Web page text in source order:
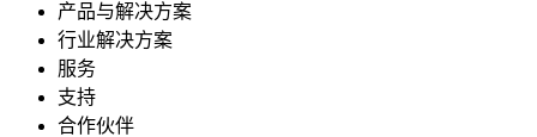
产品与解决方案
行业解决方案
服务
支持
合作伙伴